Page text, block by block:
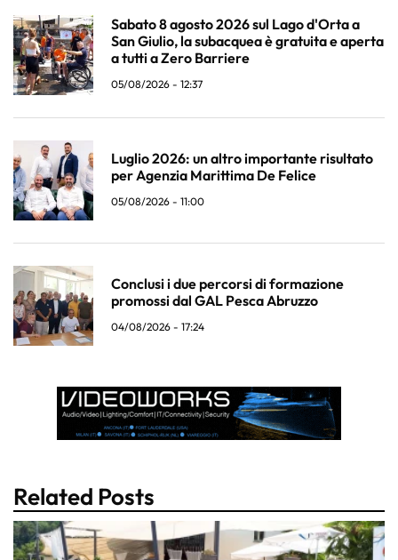
Sabato 8 agosto 2026 sul Lago d'Orta a
San Giulio, la subacquea è gratuita e aperta
a tutti a Zero Barriere
05/08/2026 - 12:37
Luglio 2026: un altro importante risultato
per Agenzia Marittima De Felice
05/08/2026 - 11:00
Conclusi i due percorsi di formazione
promossi dal GAL Pesca Abruzzo
04/08/2026 - 17:24
Related Posts